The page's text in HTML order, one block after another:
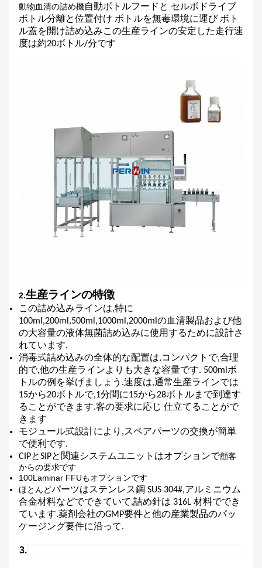
動物血清の詰め機自動ボトルフードと セルボドライブ
ボトル分離と位置付け ボトルを無毒環境に運び ボト
ル蓋を開け詰め込みこの生産ラインの安定した走行速
度は約20ボトル/分です
2.生産ラインの特徴
この詰め込みラインは,特に
100ml,200ml,500ml,1000ml,2000mlの血清製品および他
の大容量の液体無菌詰め込みに使用するために設計さ
れています.
消毒式詰め込みの全体的な配置は,コンパクトで,合理
的で,他の生産ラインよりも大きな容量です. 500mlボ
トルの例を挙げましょう.速度は,通常生産ラインでは
15から20ボトルで,1分間に15から28ボトルまで到達す
ることができます.客の要求に応じ 仕立てることがで
きます
モジュール式設計により,スペアパーツの交換が簡単
で便利です.
CIPとSIPと関連システムユニットはオプションで顧客
からの要求です
100Laminar FFUもオプションです
ほとんどパーツはステンレス鋼 SUS 304#,アルミニウム
合金材料などでできていて,詰め針は 316L 材料ででき
ています.薬剤会社のGMP要件と他の産業製品のパッ
ケージング要件に沿って.
3.